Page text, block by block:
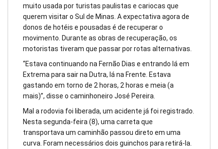
muito usada por turistas paulistas e cariocas que
querem visitar o Sul de Minas. A expectativa agora de
donos de hotéis e pousadas é de recuperar o
movimento. Durante as obras de recuperação, os
motoristas tiveram que passar por rotas alternativas.
“Estava continuando na Fernão Dias e entrando lá em
Extrema para sair na Dutra, lá na Frente. Estava
gastando em torno de 2 horas, 2 horas e meia (a
mais)”, disse o caminhoneiro José Pereira.
Mal a rodovia foi liberada, um acidente já foi registrado.
Nesta segunda-feira (8), uma carreta que
transportava um caminhão passou direto em uma
curva. Foram necessários dois guinchos para retirá-la.